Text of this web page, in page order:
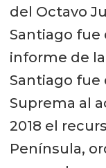
del Octavo
Santiago fue
informe de
Santiago fue
Suprema al
2018 el
Península,